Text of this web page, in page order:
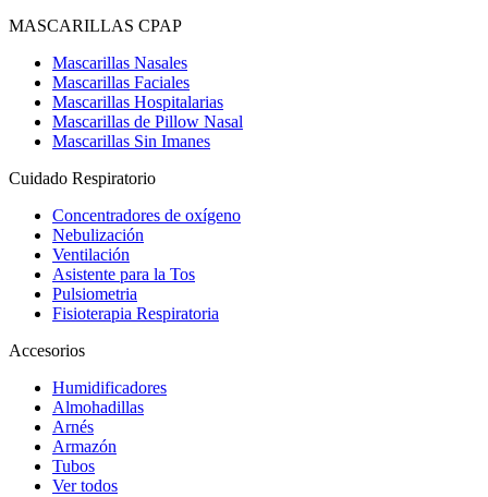
MASCARILLAS CPAP
Mascarillas Nasales
Mascarillas Faciales
Mascarillas Hospitalarias
Mascarillas de Pillow Nasal
Mascarillas Sin Imanes
Cuidado Respiratorio
Concentradores de oxígeno
Nebulización
Ventilación
Asistente para la Tos
Pulsiometria
Fisioterapia Respiratoria
Accesorios
Humidificadores
Almohadillas
Arnés
Armazón
Tubos
Ver todos